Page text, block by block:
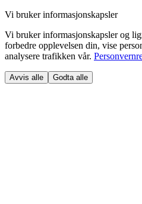
Vi bruker informasjonskapsler
Vi bruker informasjonskapsler og
forbedre opplevelsen din, vise
analysere trafikken vår.
Avvis alle Godta alle